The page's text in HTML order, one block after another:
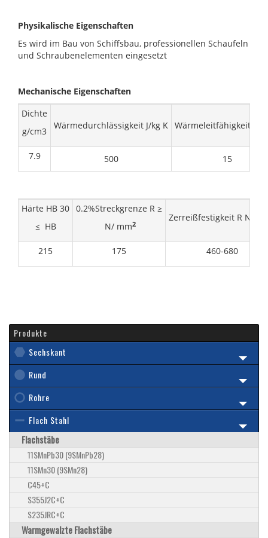
Physikalische Eigenschaften
Es wird im Bau von Schiffsbau, professionellen Schaufeln
und Schraubenelementen eingesetzt
Mechanische Eigenschaften
Dichte
g/cm3
Wärmedurchlässigkeit J/kg K Wärmeleitfähigkeit W/
7.9 500 15
Härte HB 30
≤ HB
0.2%Streckgrenze R ≥
N/ mm2
Zerreißfestigkeit R N/
215 175 460-680
Produkte
Sechskant
Rund
Rohre
Flach Stahl
Flachstäbe
11SMnPb30 (9SMnPb28)
11SMn30 (9SMn28)
C45+C
S355J2C+C
S235JRC+C
Warmgewalzte Flachstäbe